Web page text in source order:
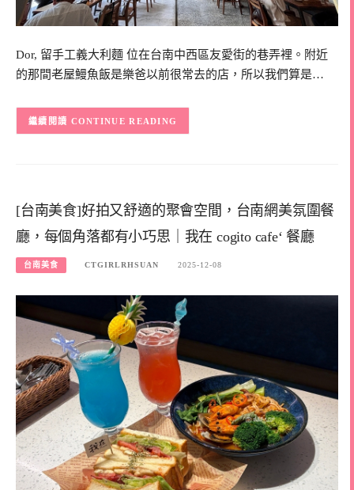
Dor, 留手工義大利麵 位在台南中西區友愛街的巷弄裡。附近
的那間老屋鰻魚飯是樂爸以前很常去的店，所以我們算是…
CONTINUE READING
[台南美食]好拍又舒適的聚會空間，台南網美氛圍餐
廳，每個角落都有小巧思｜我在 cogito cafe‘ 餐廳
台南美食 CTGIRLRHSUAN 2025-12-08